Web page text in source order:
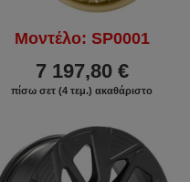
Μοντέλο: SP0001
7 197,80 €
πίσω σετ (4 τεμ.) ακαθάριστο